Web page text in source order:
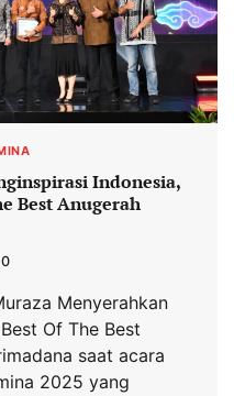
Indonesia,
Best Anugerah
0
Menyerahkan
Of The Best
saat acara
2025 yang